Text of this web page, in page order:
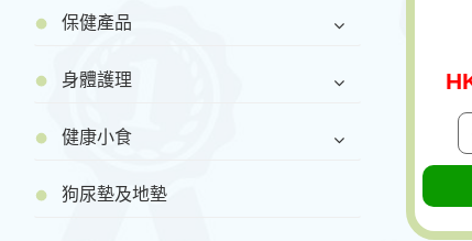
保健產品
身體護理
健康小食
狗尿墊及地墊